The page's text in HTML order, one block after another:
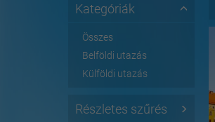
Kategóriák
Összes
Belföldi utazás
Külföldi utazás
Részletes szűrés